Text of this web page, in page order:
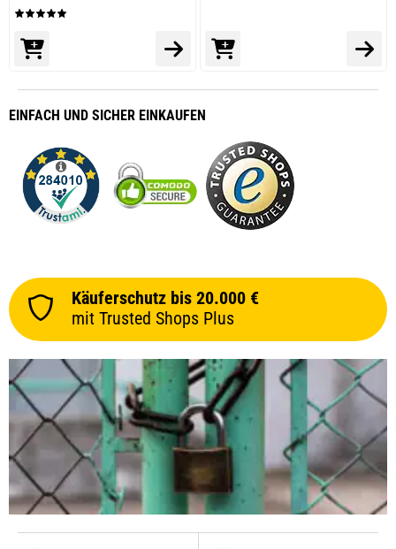
30.04.2019 — via
Trustedshops.de
es noch nicht probiert habe
30.04.2019 — viaTrustedshops.de
einem Kunden
es noch nicht probiert habe
12.02.2019 — via
Trustedshops.de
Kevin S.
verifizierter Onlinekauf.
Mein zweites allday liquid habe ich in dampflion
gefunden mega lecker
EINFACH UND SICHER EINKAUFEN
Käuferschutz bis 20.000 €
mit Trusted Shops Plus